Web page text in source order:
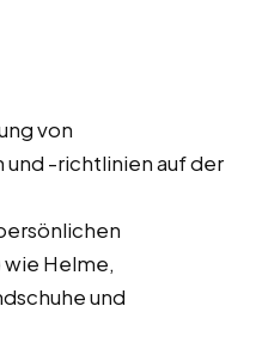
von
-richtlinien auf der
wie Helme,
und